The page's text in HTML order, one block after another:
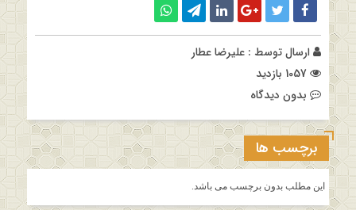
ارسال توسط : علیرضا عطار
بدون دیدگاه
برچسب ها
این مطلب بدون برچسب می باشد.